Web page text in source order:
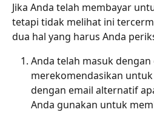
Jika Anda telah membayar
tetapi tidak melihat ini
dua hal yang harus Anda
Anda telah masuk
merekomendasikan
dengan email alternatif
Anda gunakan untuk